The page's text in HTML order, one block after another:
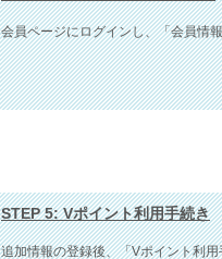
会員ページにログインし、「会員情
STEP 5: Vポイント利用手続き
追加情報の登録後、「Vポイント利